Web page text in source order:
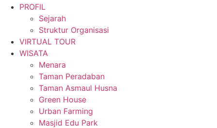
PROFIL
Sejarah
Struktur Organisasi
VIRTUAL TOUR
WISATA
Menara
Taman Peradaban
Taman Asmaul Husna
Green House
Urban Farming
Masjid Edu Park